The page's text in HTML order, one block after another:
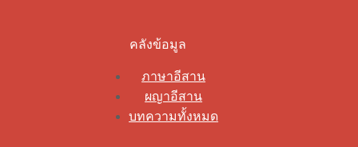
คลังข้อมูล
ภาษาอีสาน
ผญาอีสาน
บทความทั้งหมด